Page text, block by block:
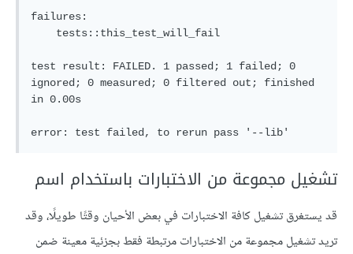
failures:
test result: FAILED. 1 passed; 1 failed; 0
ignored; 0 measured; 0 filtered out; finished
in 0.00s
تشغيل مجموعة من الاختبارات باستخدام اسم
قد يستغرق تشغيل كافة الاختبارات في بعض الأحيان وقتًا طويلًا، وقد
تريد تشغيل مجموعة من الاختبارات مرتبطة فقط بجزئية معينة ضمن